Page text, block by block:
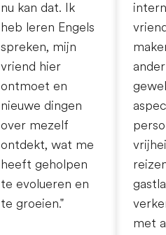
nu kan dat. Ik
heb leren Engels
spreken, mijn
vriend hier
ontmoet en
nieuwe dingen
over mezelf
ontdekt, wat me
heeft geholpen
te evolueren en
te groeien."
ander
met